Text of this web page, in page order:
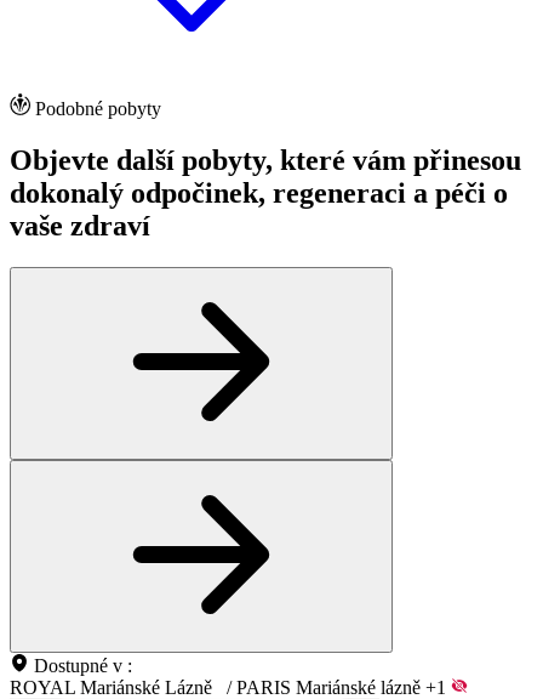
Podobné pobyty
Objevte další pobyty, které vám přinesou
dokonalý odpočinek, regeneraci a péči o
vaše zdraví
Dostupné v :
ROYAL Mariánské Lázně
/ PARIS Mariánské lázně +1